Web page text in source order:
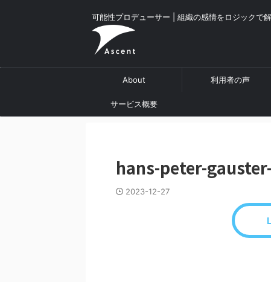
可能性プロデューサー | 組織の感情をロジックで
About 利用者の声
サービス概要
hans-peter-
2023-12-27